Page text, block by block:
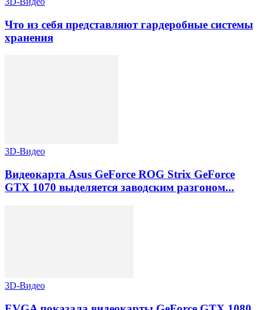
Что из себя представляют гардеробные системы
хранения
3D-Видео
Видеокарта Asus GeForce ROG Strix GeForce
GTX 1070 выделяется заводским разгоном...
3D-Видео